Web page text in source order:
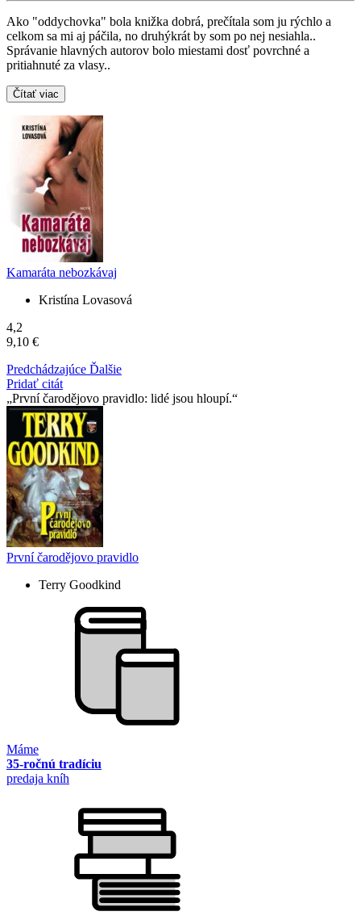
Ako "oddychovka" bola knižka dobrá, prečítala som ju rýchlo a
celkom sa mi aj páčila, no druhýkrát by som po nej nesiahla..
Správanie hlavných autorov bolo miestami dosť povrchné a
pritiahnuté za vlasy..
Čítať viac
Kamaráta nebozkávaj
Kristína Lovasová
4,2
9,10 €
Predchádzajúce Ďalšie
Pridať citát
První čarodějovo pravidlo: lidé jsou hloupí.
První čarodějovo pravidlo
Terry Goodkind
Máme
35-ročnú tradíciu
predaja kníh